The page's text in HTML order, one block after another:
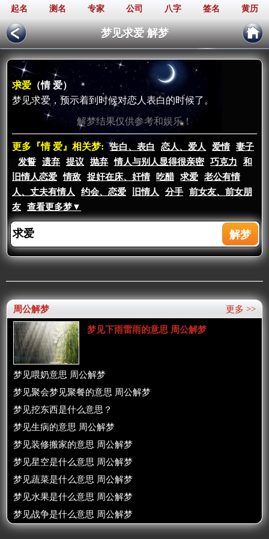
起名 测名 专家 公司 八字 签名 黄历
梦见求爱 解梦
求爱 （情 爱）
梦见求爱，预示着到时候对恋人表白的时候了。
解梦结果仅供参考和娱乐！
更多『情 爱』相关梦: 告白、表白 恋人、爱人 爱情
妻子
发誓
遗弃 提议 抛弃 情人与别人显得很亲密 巧克力
和
旧情人恋爱
情敌 捉奸在床、奸情 吃醋 求爱
老公有情
人、丈夫有情人
约会、恋爱 旧情人 分手
前女友、前女朋
友
查看更多梦▼
更多 >>
周公解梦
梦见下雨雷雨的意思 周公解梦
梦见喂奶意思 周公解梦
梦见聚会梦见聚餐的意思 周公解梦
梦见挖东西是什么意思？
梦见生病的意思 周公解梦
梦见装修搬家的意思 周公解梦
梦见星空是什么意思 周公解梦
梦见蔬菜是什么意思 周公解梦
梦见水果是什么意思 周公解梦
梦见战争是什么意思 周公解梦